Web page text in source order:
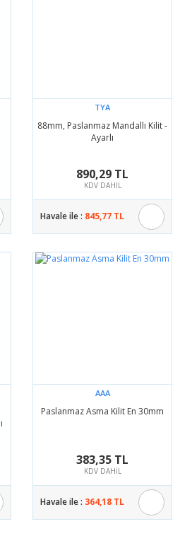
TYA
88mm, Paslanmaz Mandallı Kilit -
Ayarlı
890,29 TL
KDV DAHİL
Havale ile : 845,77 TL
AAA
Paslanmaz Asma Kilit En 30mm
383,35 TL
KDV DAHİL
Havale ile : 364,18 TL